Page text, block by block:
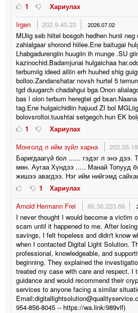
1
Хариулах
Irgen
202.9.40.23 2026.07.02
MUiig seb hiitel bosgoh hedhen hunii
zahialgaar shorond hiilee.Ene baitugai
Lhabgadurengiin huugiin ih munge .SU
kazinochid.Badamjunai hulgaichaa
terbumiig ideed ailiin erh huuhed shig
bolloo.Zandanshatar novsh hurtel 5
tgd duugarch chadahgui bga.Onon
bas l olon terbum heregtei gd
tag.Ene hulgaichidiin hajuud ZI bol
bolovsroltoi.tuushtai setgegch.hun EK
1
Хариулах
Монголд л ийм зүйл харна
Баригдаагүй бол ...... гэдэг л энэ дээ.
мөн. Аугаа Хүндээ ..... Манай Топууд
жишээ авагдээ. Нэг ийм нийгэмд
1
Хариулах
Arnold Hermann Frei
86.38.223.66
I never thought I would become a victim
scam until it happened to me. After
savings, I felt hopeless and didn't know
when I contacted Digital Light Solution.
professional, knowledgeable, and
beginning. They explained the
treated my case with care and respect. I
guidance and would recommend their
services to anyone facing a similar
954-856-8045 -- https://wa.link/989vlf)